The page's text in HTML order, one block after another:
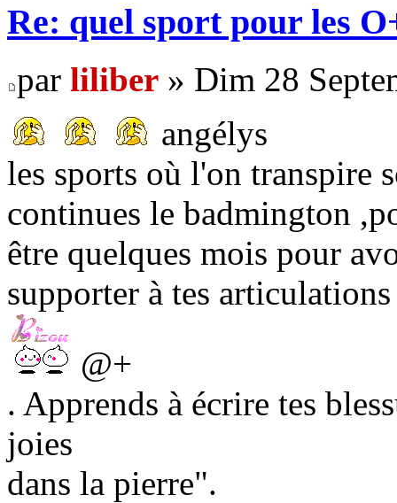
Re: quel sport pour les
par liliber » Dim 28
angélys
les sports où l'on transpire
continues le badmington
être quelques mois pour
supporter à tes
@+
. Apprends à écrire tes
joies
dans la pierre".